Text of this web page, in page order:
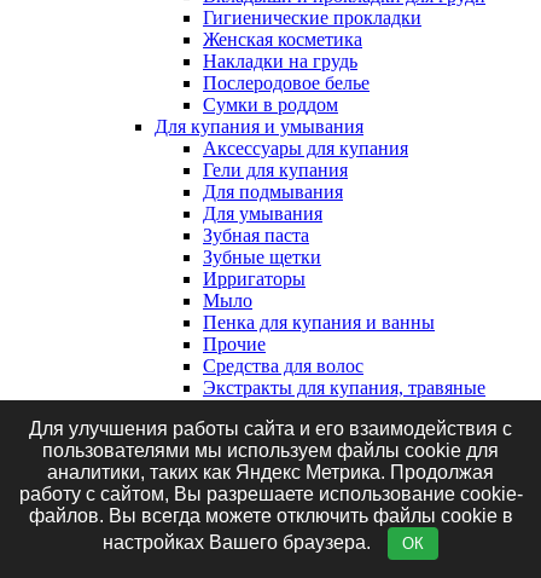
Гигиенические прокладки
Женская косметика
Накладки на грудь
Послеродовое белье
Сумки в роддом
Для купания и умывания
Аксессуары для купания
Гели для купания
Для подмывания
Для умывания
Зубная паста
Зубные щетки
Ирригаторы
Мыло
Пенка для купания и ванны
Прочие
Средства для волос
Экстракты для купания, травяные
Клеенки, наматрасники и впитывающие
пеленки
Впитывающие пеленки
Клеенки
Наматрасники
Маникюрные принадлежности
Для улучшения работы сайта и его взаимодействия с
пользователями мы используем файлы cookie для
аналитики, таких как Яндекс Метрика. Продолжая
работу с сайтом, Вы разрешаете использование cookie-
файлов. Вы всегда можете отключить файлы cookie в
настройках Вашего браузера.
ОК